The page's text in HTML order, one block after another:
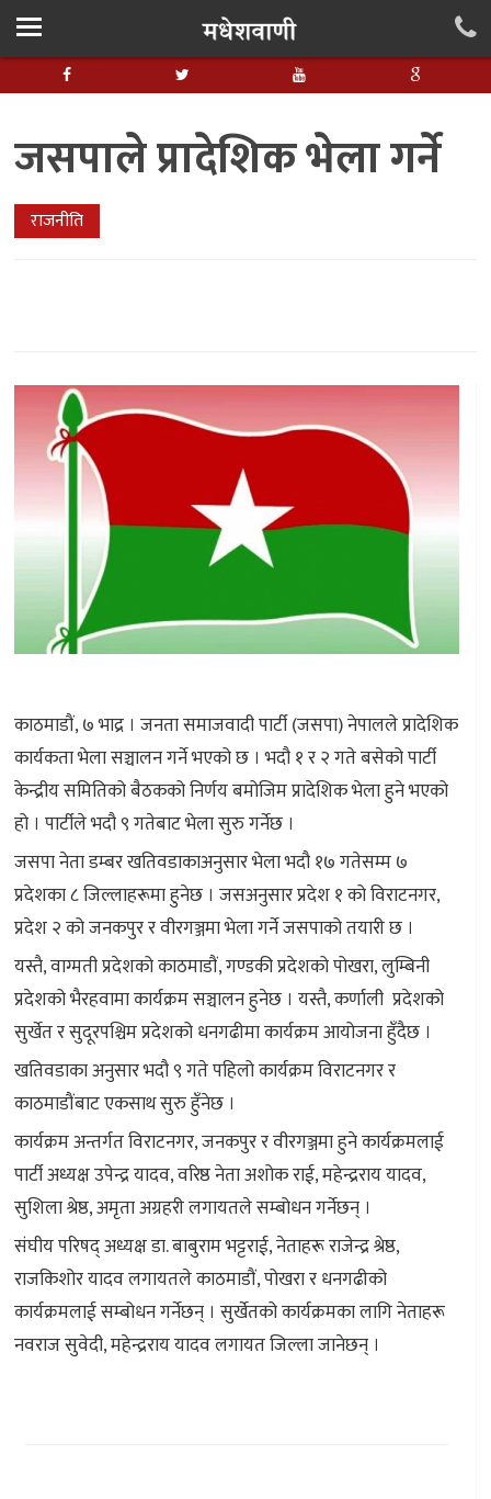
जसपाले प्रादेशिक भेला गर्ने
राजनीति
काठमाडौं, ७ भाद्र । जनता समाजवादी पार्टी (जसपा) नेपालले प्रादेशिक
कार्यकता भेला सञ्चालन गर्ने भएको छ । भदौ १ र २ गते बसेको पार्टी
केन्द्रीय समितिको बैठकको निर्णय बमोजिम प्रादेशिक भेला हुने भएको
हो । पार्टीले भदौ ९ गतेबाट भेला सुरु गर्नेछ ।
जसपा नेता डम्बर खतिवडाकाअनुसार भेला भदौ १७ गतेसम्म ७
प्रदेशका ८ जिल्लाहरूमा हुनेछ । जसअनुसार प्रदेश १ को विराटनगर,
प्रदेश २ को जनकपुर र वीरगञ्जमा भेला गर्ने जसपाको तयारी छ ।
यस्तै, वाग्मती प्रदेशको काठमाडौं, गण्डकी प्रदेशको पोखरा, लुम्बिनी
प्रदेशको भैरहवामा कार्यक्रम सञ्चालन हुनेछ । यस्तै, कर्णाली प्रदेशको
सुर्खेत र सुदूरपश्चिम प्रदेशको धनगढीमा कार्यक्रम आयोजना हुँदैछ ।
खतिवडाका अनुसार भदौ ९ गते पहिलो कार्यक्रम विराटनगर र
काठमाडौंबाट एकसाथ सुरु हुँनेछ ।
कार्यक्रम अन्तर्गत विराटनगर, जनकपुर र वीरगञ्जमा हुने कार्यक्रमलाई
पार्टी अध्यक्ष उपेन्द्र यादव, वरिष्ठ नेता अशोक राई, महेन्द्रराय यादव,
सुशिला श्रेष्ठ, अमृता अग्रहरी लगायतले सम्बोधन गर्नेछन् ।
संघीय परिषद् अध्यक्ष डा. बाबुराम भट्टराई, नेताहरू राजेन्द्र श्रेष्ठ,
राजकिशोर यादव लगायतले काठमाडौं, पोखरा र धनगढीको
कार्यक्रमलाई सम्बोधन गर्नेछन् । सुर्खेतको कार्यक्रमका लागि नेताहरू
नवराज सुवेदी, महेन्द्रराय यादव लगायत जिल्ला जानेछन् ।